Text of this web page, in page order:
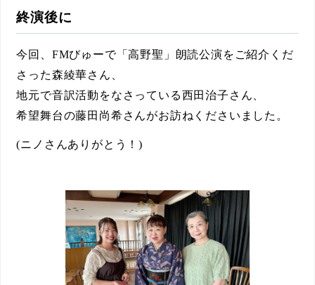
終演後に
今回、FMびゅーで「高野聖 」朗読公演をご紹介くだ
さった森綾華さん、
地元で音訳活動をなさっている西田治子さん、
希望舞台の藤田尚希さんがお訪ねくださいました。
(ニノさんありがとう！)